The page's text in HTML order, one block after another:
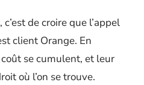
de croire que l’appel
client Orange. En
se cumulent, et leur
où l’on se trouve.